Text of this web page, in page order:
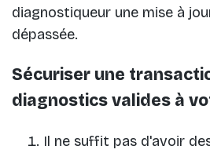
diagnostiqueur une mise à
dépassée.
Sécuriser une
diagnostics valides à
Il ne suffit pas d'avoir